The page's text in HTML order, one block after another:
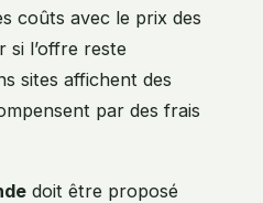
coûts avec le prix des
si l’offre reste
sites affichent des
par des frais
doit être proposé